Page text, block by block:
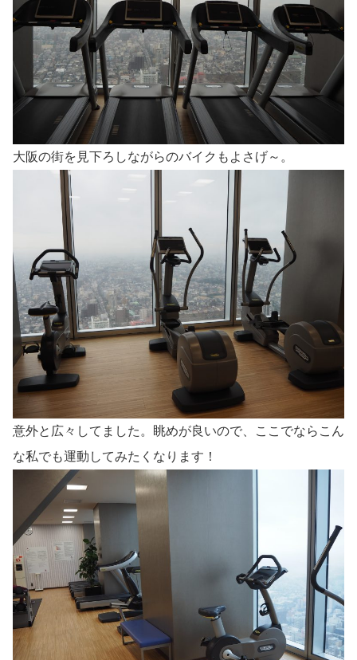
大阪の街を見下ろしながらのバイクもよさげ～。
意外と広々してました。眺めが良いので、ここでならこん
な私でも運動してみたくなります！